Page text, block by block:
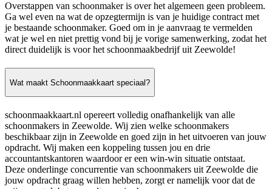
Overstappen van schoonmaker is over het algemeen geen probleem.
Ga wel even na wat de opzegtermijn is van je huidige contract met
je bestaande schoonmaker. Goed om in je aanvraag te vermelden
wat je wel en niet prettig vond bij je vorige samenwerking, zodat het
direct duidelijk is voor het schoonmaakbedrijf uit Zeewolde!
Wat maakt Schoonmaakkaart speciaal?
schoonmaakkaart.nl opereert volledig onafhankelijk van alle
schoonmakers in Zeewolde. Wij zien welke schoonmakers
beschikbaar zijn in Zeewolde en goed zijn in het uitvoeren van jouw
opdracht. Wij maken een koppeling tussen jou en drie
accountantskantoren waardoor er een win-win situatie ontstaat.
Deze onderlinge concurrentie van schoonmakers uit Zeewolde die
jouw opdracht graag willen hebben, zorgt er namelijk voor dat de